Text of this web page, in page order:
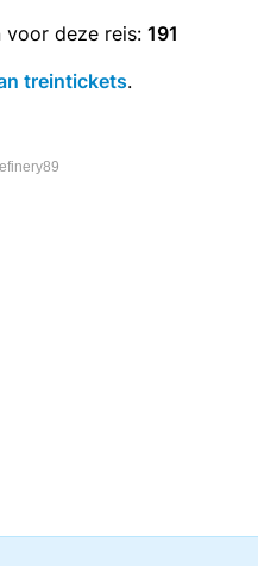
voor deze reis: 191
treintickets.